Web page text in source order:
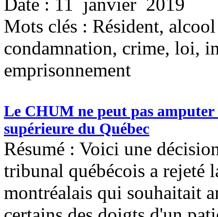
Mots clés : Résident,
condamnation, crime, loi,
emprisonnement
Le CHUM ne peut pas
supérieure du Québec
Résumé : Voici une
tribunal québécois a rejeté
montréalais qui souhaitait